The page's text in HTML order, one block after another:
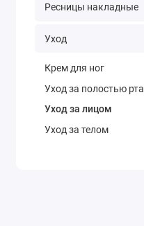
Ресницы накладные
Уход
Крем для ног
Уход за полостью рта
Уход за лицом
Уход за телом